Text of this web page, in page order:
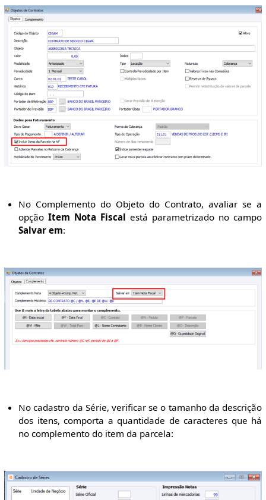
No Complemento do Objeto do Contrato, avaliar se a
opçãoItem Nota Fiscal está parametrizado no campo
Salvar em:
No cadastro da Série, verificar se o tamanho da descrição
dos itens, comporta a quantidade de caracteres que há
no complemento do item da parcela: